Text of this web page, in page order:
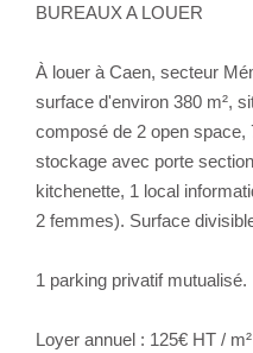
BUREAUX A LOUER
À louer à Caen, secteur
surface d'environ 380 m²,
composé de 2 open space,
stockage avec porte
kitchenette, 1 local
2 femmes). Surface
1 parking privatif mutualisé.
Loyer annuel : 125€ HT / m²